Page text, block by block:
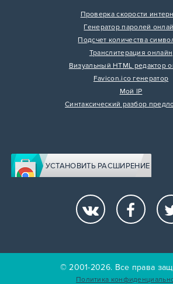
Проверка скорости
Генератор паролей
Подсчет количества
Транслитерация онлайн
Визуальный HTML редактор
Favicon.ico генератор
Мой IP
Синтаксический разбор
УСТАНОВИТЬ РАСШИРЕНИЕ
© 2001-2026. Все права
Политика